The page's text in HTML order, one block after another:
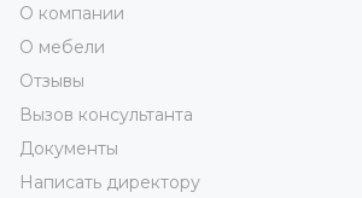
О компании
О мебели
Отзывы
Вызов консультанта
Документы
Написать директору